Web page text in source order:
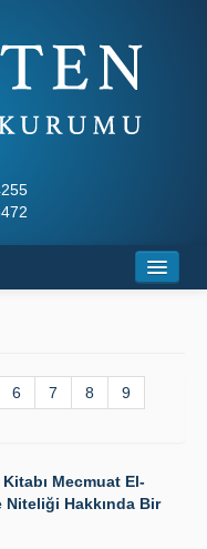
6 7 8
9
Mecmuat El-
Niteliği Hakkında Bir